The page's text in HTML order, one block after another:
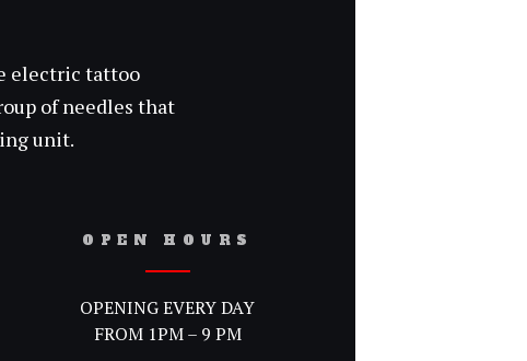
electric tattoo
of needles that
unit.
OPEN HOURS
OPENING EVERY DAY
FROM 1PM – 9 PM